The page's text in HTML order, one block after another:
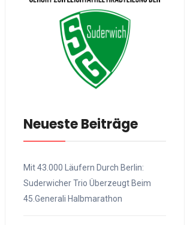
Neueste Beiträge
Mit 43.000 Läufern Durch Berlin:
Suderwicher Trio Überzeugt Beim
45.Generali Halbmarathon